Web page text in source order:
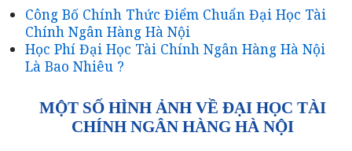
Công Bố Chính Thức Điểm Chuẩn Đại Học Tài
Chính Ngân Hàng Hà Nội
Học Phí Đại Học Tài Chính Ngân Hàng Hà Nội
Là Bao Nhiêu ?
MỘT SỐ HÌNH ẢNH VỀ ĐẠI HỌC TÀI
CHÍNH NGÂN HÀNG HÀ NỘI